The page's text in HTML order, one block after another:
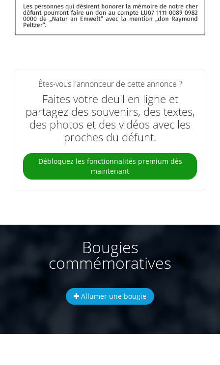
Êtes-vous l'annonceur de cette annonce ?
Faites votre deuil en ligne et
partagez des souvenirs, des textes,
des photos et des vidéos avec les
proches du défunt.
Débloquez les fonctionnalités premium dès
maintenant
Bougies
commémoratives
Allumer une bougie